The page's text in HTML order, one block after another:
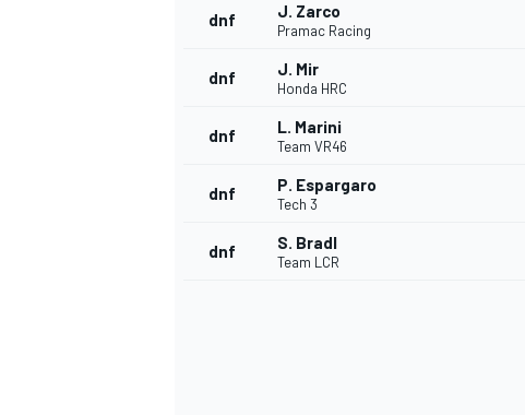
dnf J. Zarco
Pramac Racing
dnf J. Mir
Honda HRC
dnf L. Marini
Team VR46
dnf P. Espargaro
Tech 3
dnf S. Bradl
Team LCR